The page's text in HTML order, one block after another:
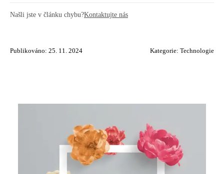
Našli jste v článku chybu?Kontaktujte nás
Publikováno: 25. 11. 2024 Kategorie: Technologie